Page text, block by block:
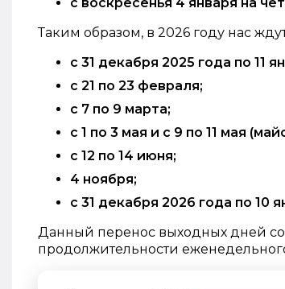
Таким образом, в 2026 году нас
с 31 декабря 2025 года по 11
с 21 по 23 февраля;
с 7 по 9 марта;
с 1 по 3 мая и с 9 по 11 мая
с 12 по 14 июня;
4 ноября;
с 31 декабря 2026 года по 10
Данный перенос выходных дней
продолжительности